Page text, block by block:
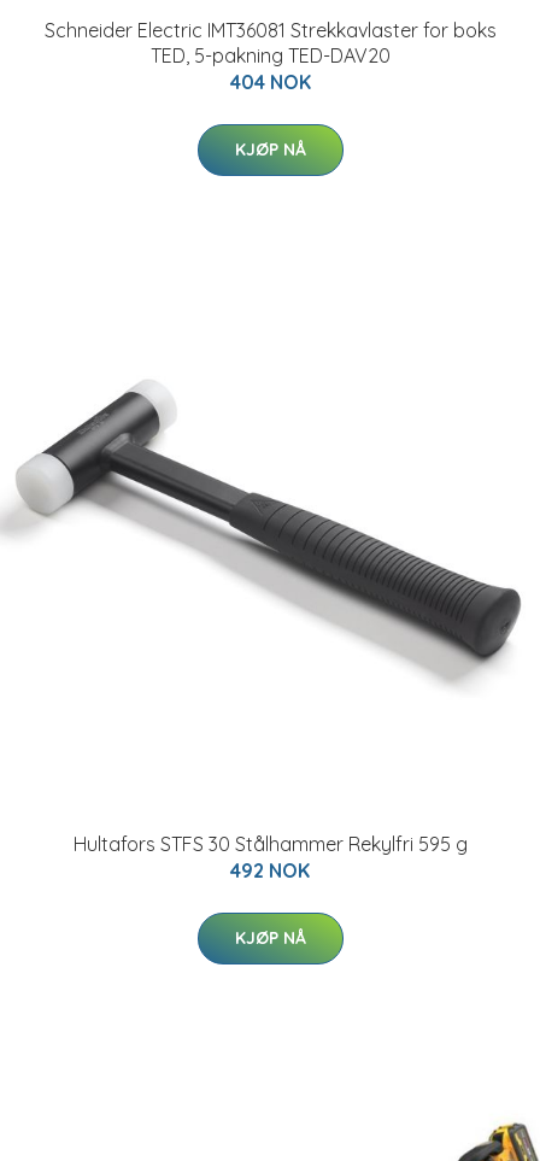
Schneider Electric IMT36081 Strekkavlaster for boks
TED, 5-pakning TED-DAV20
404 NOK
KJØP NÅ
Hultafors STFS 30 Stålhammer Rekylfri 595 g
492 NOK
KJØP NÅ